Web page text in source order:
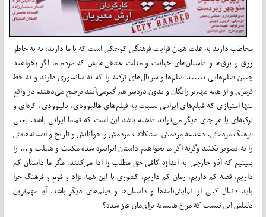
مخاطب دارند به علت همان قرابت فرهنگی کوچکی است که با ما دارند؛ نه به خاطر
زرق و برق‌ها و داستان‌های خیانت و مثلث عشقی‌هایش که مردم ما اگر بخواهند
چنین فیلم‌هایی ببینند فیلم‌ها و سریال‌های ترکیه را که نه سانسوری دارند و نه خط
قرمزی و از همه مهم‌تر رایگان و بدون دردسر هم گیرمی‌آیند ترجیح می‌دهند. در واقع
تنها امتیازی که فیلم‌های ایرانی نسبت به فیلم‌های هالیوودی، بالیوودی، کره‌ای و
ترکیه‌ای یا هر جای دیگر می‌تواند داشته باشد این است که تماما ایرانی باشد. یعنی
فرهنگ مردمش، دغدغه مردمش، مشکلات مردمش و جوانانش و تاریخ و افسانه‌هایش
را به تصویر بکشد وگرنه اگر ما بخواهیم داستان ایرانیزه شده مکبث و هملت و ... را
ببینیم که آثار خارجی به اندازه کافی حق مطلب را ادا می‌کنند. مگر ما داستان کم
داریم، قصه کم داریم، رمان کم داریم، کشوری با این همه نژاد و قوم و فرهنگ چرا
باید دنبال کپی از نمایش‌نامه‌ها و داستان‌ها و فیلم‌های دیگر باشد. آیا مهم‌ترین
دلیلش این نیست که مرغ همسایه برای‌مان غاز شده؟